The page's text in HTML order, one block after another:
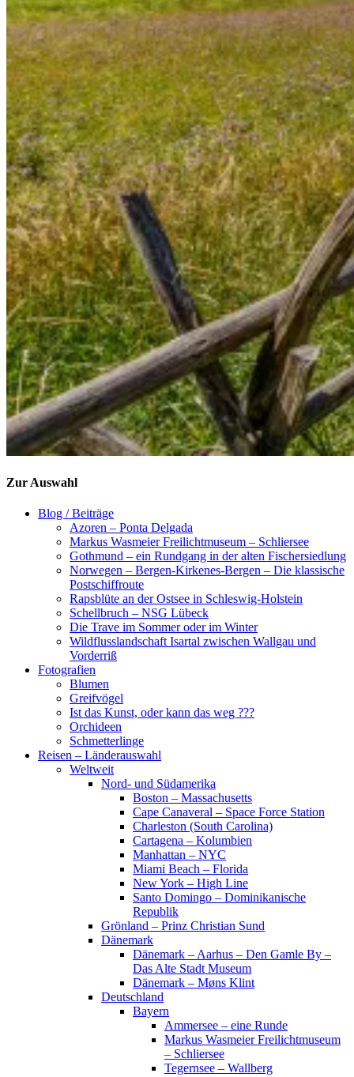
Zur Auswahl
Blog / Beiträge
Azoren – Ponta Delgada
Markus Wasmeier Freilichtmuseum – Schliersee
Gothmund – ein Rundgang in der alten Fischersiedlung
Norwegen – Bergen-Kirkenes-Bergen – Die klassische
Postschiffroute
Rapsblüte an der Ostsee in Schleswig-Holstein
Schellbruch – NSG Lübeck
Die Trave im Sommer oder im Winter
Wildflusslandschaft Isartal zwischen Wallgau und
Vorderriß
Fotografien
Blumen
Greifvögel
Ist das Kunst, oder kann das weg ???
Orchideen
Schmetterlinge
Reisen – Länderauswahl
Weltweit
Nord- und Südamerika
Boston – Massachusetts
Cape Canaveral – Space Force Station
Charleston (South Carolina)
Cartagena – Kolumbien
Manhattan – NYC
Miami Beach – Florida
New York – High Line
Santo Domingo – Dominikanische
Republik
Grönland – Prinz Christian Sund
Dänemark
Dänemark – Aarhus – Den Gamle By –
Das Alte Stadt Museum
Dänemark – Møns Klint
Deutschland
Bayern
Ammersee – eine Runde
Markus Wasmeier Freilichtmuseum
– Schliersee
Tegernsee – Wallberg